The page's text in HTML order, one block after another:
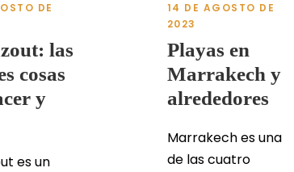
DE
las
cosas
y
es un
14 DE AGOSTO DE
2023
Playas en
Marrakech y
alrededores
Marrakech es una
de las cuatro